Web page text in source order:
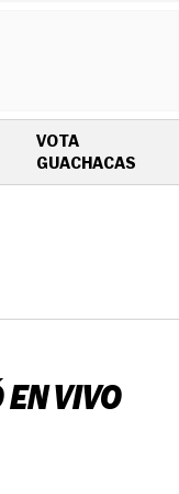
WINDOW
VOTA
GUACHACAS
VIVO